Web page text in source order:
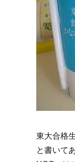
東大合格
と書いて